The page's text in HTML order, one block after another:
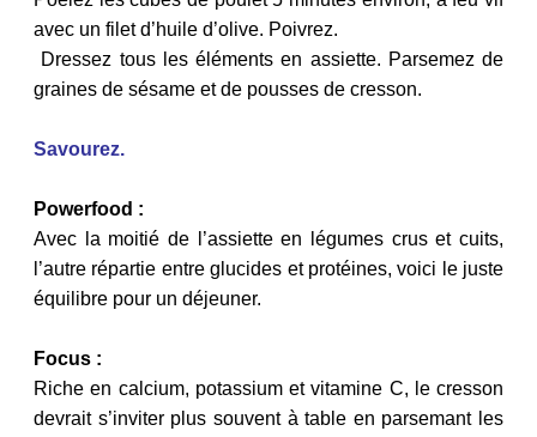
avec un filet d’huile d’olive. Poivrez.
Dressez tous les éléments en assiette. Parsemez de
graines de sésame et de pousses de cresson.
Savourez.
Powerfood :
Avec la moitié de l’assiette en légumes crus et cuits,
l’autre répartie entre glucides et protéines, voici le juste
équilibre pour un déjeuner.
Focus :
Riche en calcium, potassium et vitamine C, le cresson
devrait s’inviter plus souvent à table en parsemant les